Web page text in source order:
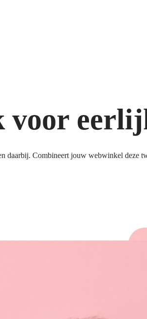
voor
daarbij. Combineert jouw webwinkel deze